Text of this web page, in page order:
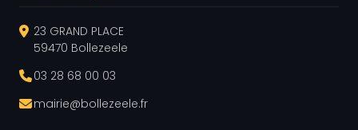
23 GRAND PLACE
59470 Bollezeele
03 28 68 00 03
mairie@bollezeele.fr